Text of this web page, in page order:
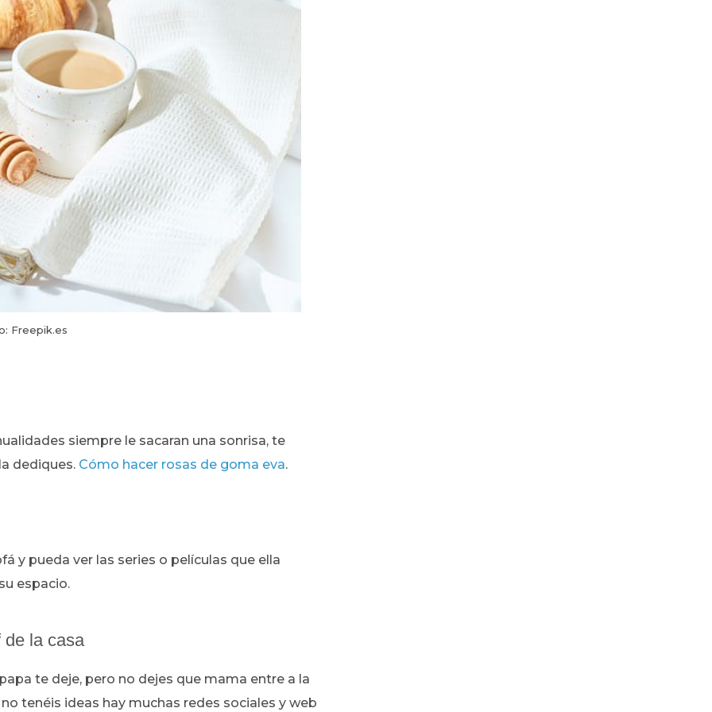
Freepik.es
siempre le sacaran una sonrisa, te
dediques. Cómo hacer rosas de goma eva.
y pueda ver las series o películas que ella
espacio.
de la casa
te deje, pero no dejes que mama entre a la
tenéis ideas hay muchas redes sociales y web